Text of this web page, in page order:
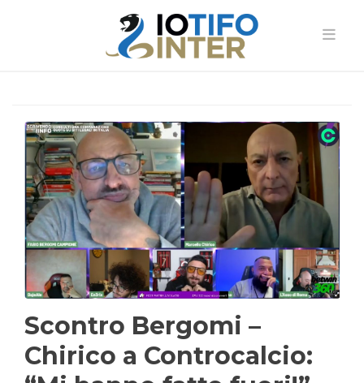
Scontro Bergomi –
Chirico a Controcalcio: